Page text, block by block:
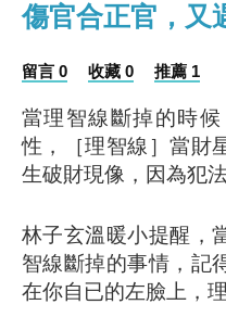
傷官合正官，又
留言 0 收藏 0 推薦 1
當理智線斷掉的時
性，［理智線］當財
生破財現像，因為犯
林子玄溫暖小提醒，
智線斷掉的事情，記
在你自已的左臉上，